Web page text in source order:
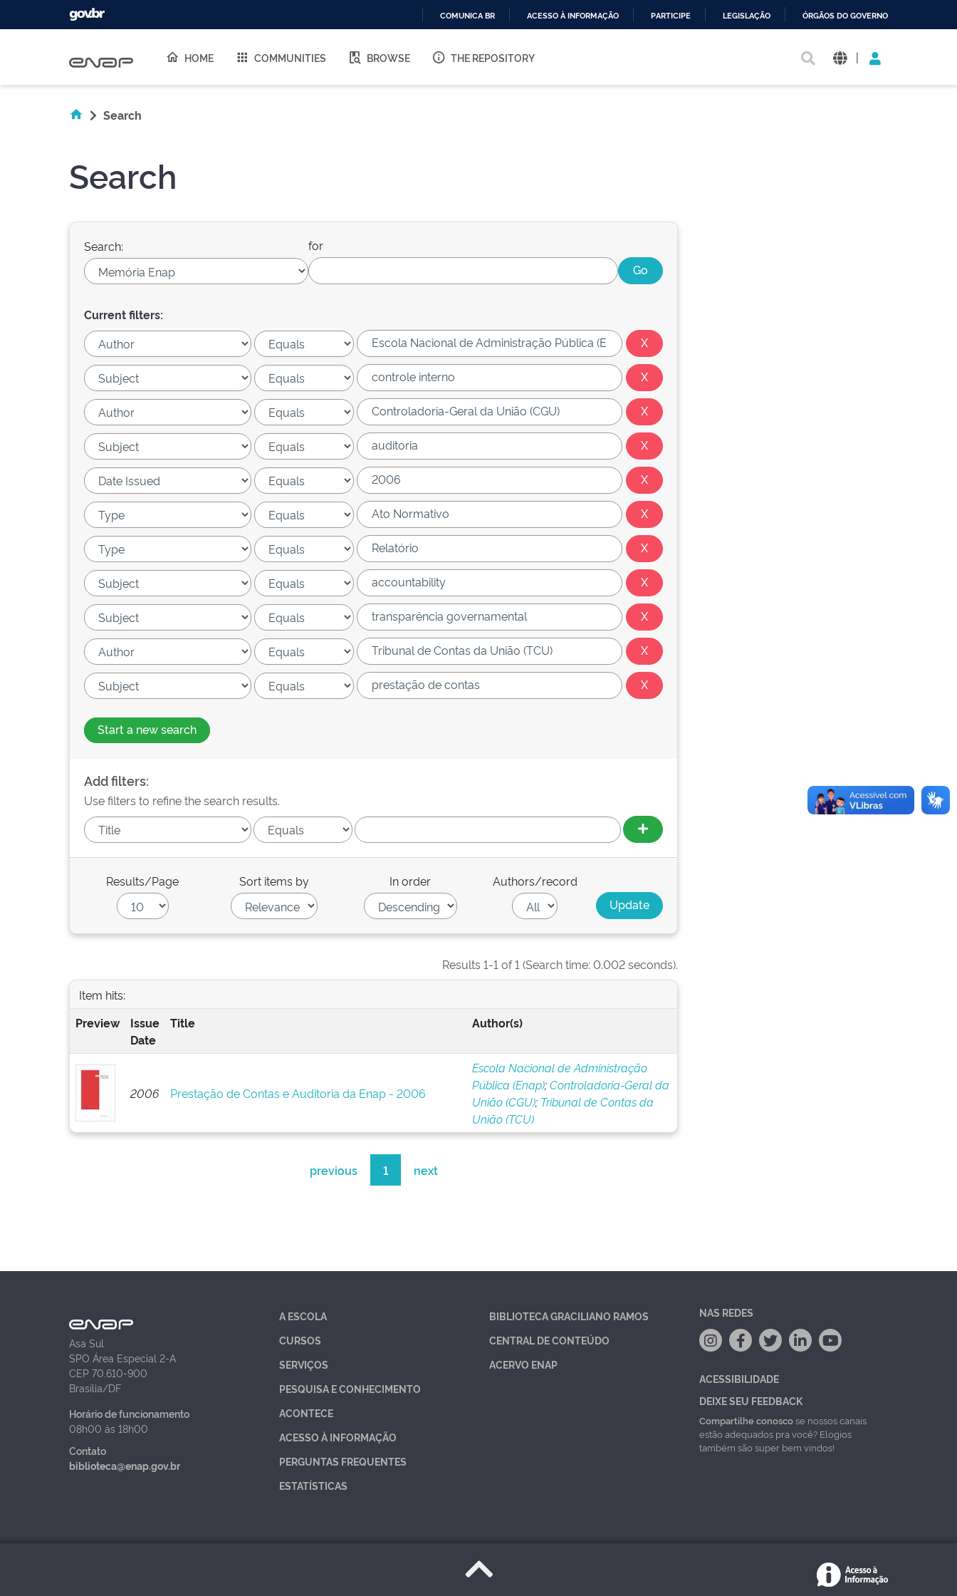
O
COMUNICA BR ACESSO À INFORMAÇÃO PARTICIPE LEGISLAÇÃO ÓRGÃOS DO GOVERNO
HOME COMMUNITIES BROWSE THE REPOSITORY |
Search
Search
Search: for
Current filters:
Start a new search
Add filters:
Use filters to refine the search results.
Results/Page Sort items by In order Authors/record
Results 1-1 of 1 (Search time: 0.002 seconds).
Item hits:
Preview
Issue
Date
Title Author(s)
2006 Prestação de Contas e Auditoria da Enap - 2006
Escola Nacional de Administração
Pública (Enap);Controladoria-Geral da
União (CGU); Tribunal de Contas da
União (TCU)
previous 1 next
Asa Sul
SPO Área Especial 2-A
CEP 70.610-900
Brasília/DF
Horário de funcionamento
08h00 às 18h00
Contato
biblioteca@enap.gov.br
A ESCOLA
CURSOS
SERVIÇOS
PESQUISA E CONHECIMENTO
ACONTECE
ACESSO À INFORMAÇÃO
PERGUNTAS FREQUENTES
ESTATÍSTICAS
BIBLIOTECA GRACILIANO RAMOS
CENTRAL DE CONTEÚDO
ACERVO ENAP
NAS REDES
ACESSIBILIDADE
DEIXE SEU FEEDBACK
Compartilhe conoscose nossos canais
estão adequados pra você? Elogios
também são super bem vindos!